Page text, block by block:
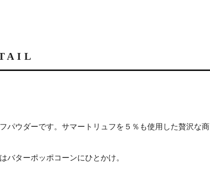
パウダーです。サマートリュフを５％も使用した贅沢な商
バターポッポコーンにひとかけ。